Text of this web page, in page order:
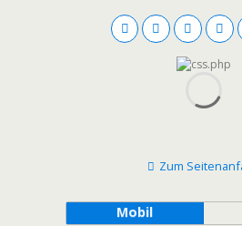
Zum
Mobil